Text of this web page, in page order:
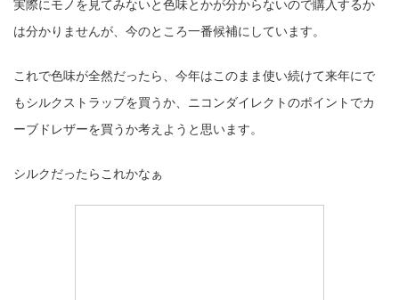
実際にモノを見てみないと色味とかが分からないので購入するか
は分かりませんが、今のところ一番候補にしています。
これで色味が全然だったら、今年はこのまま使い続けて来年にで
もシルクストラップを買うか、ニコンダイレクトのポイントでカ
ーブドレザーを買うか考えようと思います。
シルクだったらこれかなぁ